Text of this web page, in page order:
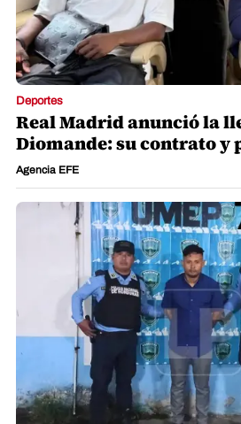
Deportes
Real Madrid anunció la
Diomande: su contrato y
Agencia EFE